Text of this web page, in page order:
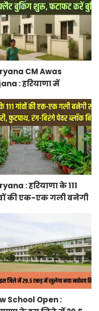
CM Awas
: हरियाणा में
फ्लैट बुकिंग शुरू,
करें बुकिंग
: हरियाणा के 111
की एक-एक गली बनेगी
School Open :